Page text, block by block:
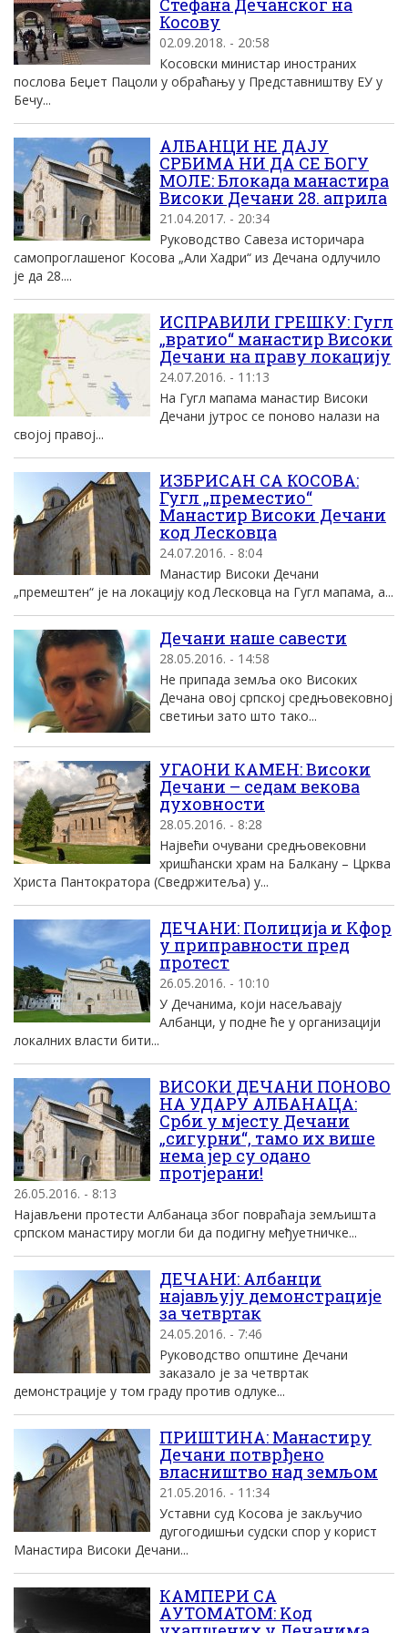
Стефана Дечанског на
Косову
02.09.2018. - 20:58
Косовски министар иностраних
послова Беџет Пацоли у обраћању у Представништву ЕУ у
Бечу...
АЛБАНЦИ НЕ ДАЈУ
СРБИМА НИ ДА СЕ БОГУ
МОЛЕ: Блокада манастира
Високи Дечани 28. априла
21.04.2017. - 20:34
Руководство Савеза историчара
самопроглашеног Косова „Али Хадри“ из Дечана одлучило
је да 28....
ИСПРАВИЛИ ГРЕШКУ: Гугл
„вратио“ манастир Високи
Дечани на праву локацију
24.07.2016. - 11:13
На Гугл мапама манастир Високи
Дечани јутрос се поново налази на
својој правој...
ИЗБРИСАН СА КОСОВА:
Гугл „преместио“
Mанастир Високи Дечани
код Лесковца
24.07.2016. - 8:04
Mанастир Високи Дечани
„премештен“ jе на локациjу код Лесковца на Гугл мапама, а...
Дечани наше савести
28.05.2016. - 14:58
Не припада земља око Високих
Дечана овој српској средњовековној
светињи зато што тако...
УГАОНИ КАМЕН: Високи
Дечани – седам векова
духовности
28.05.2016. - 8:28
Највећи очувани средњовековни
хришћански храм на Балкану – Црква
Христа Пантократора (Сведржитеља) у...
ДЕЧАНИ: Полициjа и Kфор
у приправности пред
протест
26.05.2016. - 10:10
У Дечанима, коjи насељаваjу
Aлбанци, у подне ће у организациjи
локалних власти бити...
ВИСОКИ ДЕЧАНИ ПОНОВО
НА УДАРУ АЛБАНАЦА:
Срби у мјесту Дечани
„сигурни“, тамо их више
нема јер су одано
протјерани!
26.05.2016. - 8:13
Најављени протести Албанаца због повраћаја земљишта
српском манастиру могли би да подигну међуетничке...
ДЕЧАНИ: Aлбанци
наjављуjу демонстрациjе
за четвртак
24.05.2016. - 7:46
Руководство општине Дечани
заказало jе за четвртак
демонстрациjе у том граду против одлуке...
ПРИШТИНА: Манастиру
Дечани потврђено
власништво над земљом
21.05.2016. - 11:34
Уставни суд Косова је закључио
дугогодишњи судски спор у корист
Манастира Високи Дечани...
КАМПЕРИ СА
АУТОМАТОМ: Kод